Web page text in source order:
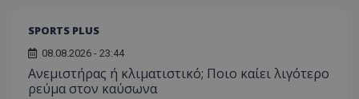
SPORTS PLUS
08.08.2026 - 23:44
Ανεμιστήρας ή κλιματιστικό; Ποιο καίει λιγότερο
ρεύμα στον καύσωνα